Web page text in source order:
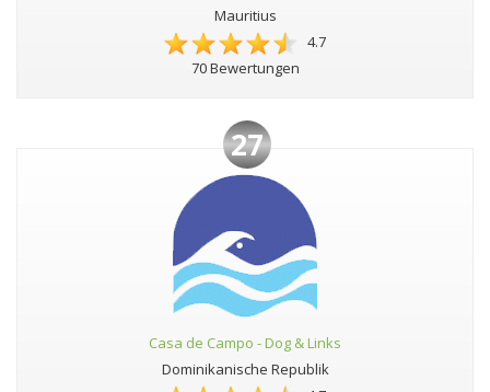
Mauritius
4.7
70 Bewertungen
27
Casa de Campo - Dog & Links
Dominikanische Republik